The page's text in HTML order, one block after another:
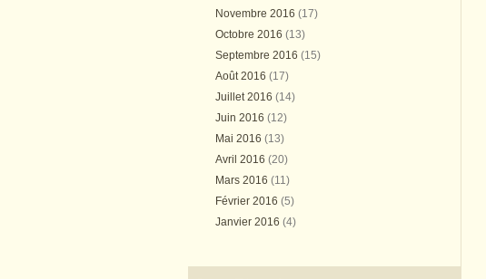
Novembre 2016 (17)
Octobre 2016 (13)
Septembre 2016 (15)
Août 2016 (17)
Juillet 2016 (14)
Juin 2016 (12)
Mai 2016 (13)
Avril 2016 (20)
Mars 2016 (11)
Février 2016 (5)
Janvier 2016 (4)